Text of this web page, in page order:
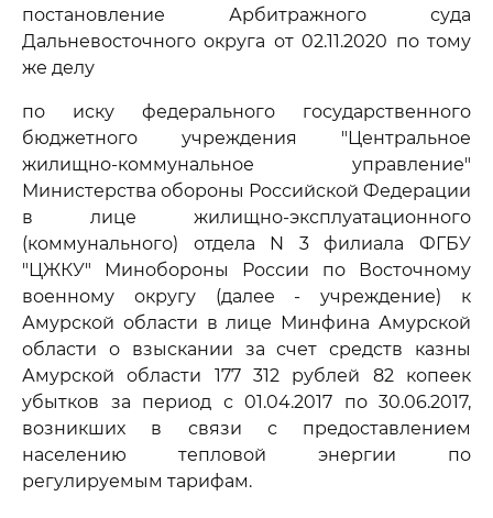
постановление Арбитражного суда
Дальневосточного округа от 02.11.2020 по тому
же делу
по иску федерального государственного
бюджетного учреждения "Центральное
жилищно-коммунальное управление"
Министерства обороны Российской Федерации
в лице жилищно-эксплуатационного
(коммунального) отдела N 3 филиала ФГБУ
"ЦЖКУ" Минобороны России по Восточному
военному округу (далее - учреждение) к
Амурской области в лице Минфина Амурской
области о взыскании за счет средств казны
Амурской области 177 312 рублей 82 копеек
убытков за период с 01.04.2017 по 30.06.2017,
возникших в связи с предоставлением
населению тепловой энергии по
регулируемым тарифам.